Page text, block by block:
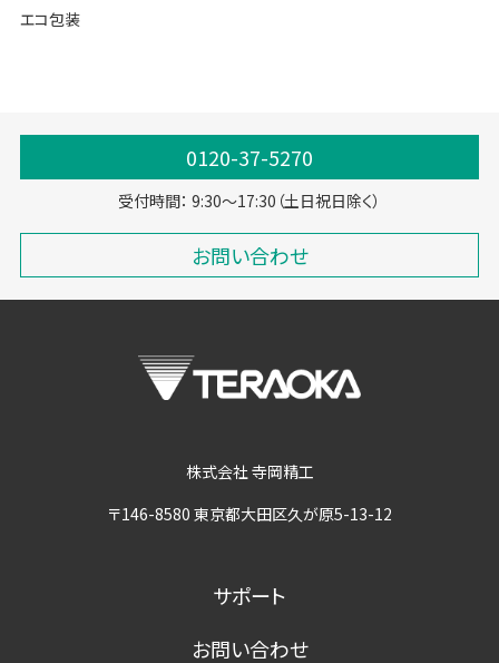
エコ包装
0120-37-5270
受付時間： 9:30～17:30（土日祝日除く）
お問い合わせ
株式会社 寺岡精工
〒146-8580 東京都大田区久が原5-13-12
サポート
お問い合わせ